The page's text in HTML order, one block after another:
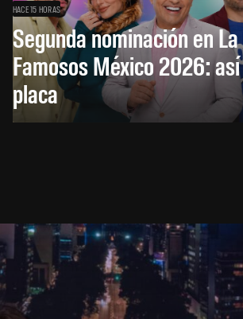
HACE 15 HORAS
Segunda nominación en
Famosos México 2026:
placa